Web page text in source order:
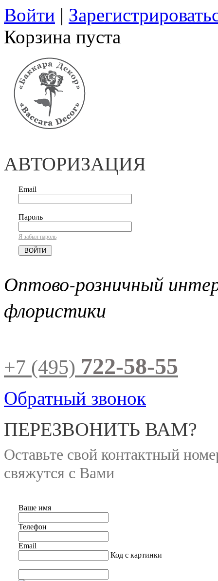
Войти |
Корзина пуста
АВТОРИЗАЦИЯ
Email
Пароль
Я забыл пароль
Оптово-розничный
флористики
+7 (495) 722-58-55
Обратный звонок
ПЕРЕЗВОНИТЬ ВАМ?
Оставьте свой контактный
свяжутся с Вами
Ваше имя
Телефон
Email
Код с картинки